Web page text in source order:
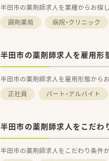
半田市の薬剤師求人を業種からお探
調剤薬局
病院・クリニック
半田市の薬剤師求人を雇用形
半田市の薬剤師求人を雇用形態から
正社員
パート・アルバイト
半田市の薬剤師求人をこだわ
半田市の薬剤師求人をこだわり条件